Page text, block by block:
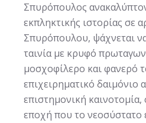
Σπυρόπουλος
εκπληκτικής ιστορίας σε
Σπυρόπουλου, ψάχνεται
ταινία με κρυφό
μοσχοφίλερο και φανερό
επιχειρηματικό δαιμόνιο
επιστημονική
εποχή που το νεοσύστατο